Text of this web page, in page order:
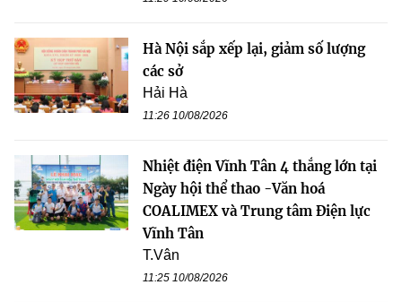
Hà Nội sắp xếp lại, giảm số lượng
các sở
Hải Hà
11:26 10/08/2026
Nhiệt điện Vĩnh Tân 4 thắng lớn tại
Ngày hội thể thao -Văn hoá
COALIMEX và Trung tâm Điện lực
Vĩnh Tân
T.Vân
11:25 10/08/2026